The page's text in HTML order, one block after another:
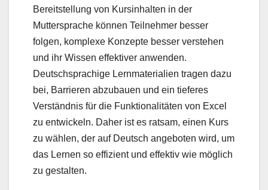
Bereitstellung von Kursinhalten in der
Muttersprache können Teilnehmer besser
folgen, komplexe Konzepte besser verstehen
und ihr Wissen effektiver anwenden.
Deutschsprachige Lernmaterialien tragen dazu
bei, Barrieren abzubauen und ein tieferes
Verständnis für die Funktionalitäten von Excel
zu entwickeln. Daher ist es ratsam, einen Kurs
zu wählen, der auf Deutsch angeboten wird, um
das Lernen so effizient und effektiv wie möglich
zu gestalten.